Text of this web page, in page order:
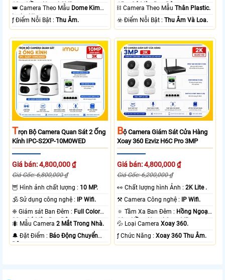
10m Hồng Ngoại SMD.
👑 Camera Theo Mẫu Dome Kim
loại + Nhựa.
️ƒ Điểm Nỗi Bật :Thu Âm.
15m Có Màu Ban Ðêm.
⛓ Camera Theo MẫuThân Plastic.
️☣️ Điểm Nỗi Bật :Thu Âm Và Loa.
TRọn Bộ Camera Quan Sát 2 Ống
Kính IPC-S2XP-10M0WED
Giá bán: 4,800,000 ₫
Giá Gốc: 6,800,000 ₫
🦉 Hình ảnh chất lượng : 10 MP.
🕉️ Sử dụng công nghệ : IP Wifi.
❈ Giám sát Ban Đêm : Full Color
20m Có Màu Ban Ðêm.
🐜 Mẫu Camera2 Mắt Trong Nhà.
️🔔 Đặt Điểm : Báo Động Chuyển
Động.
BỘ Camera Giám Sát Cửa Hàng
Xoay 360 Ezviz H6C Pro 3MP
Giá bán: 4,800,000 ₫
Giá Gốc: 6,200,000 ₫
️👀 Chất lượng hình Ảnh :2K Lite .
⚒ Camera Công nghệ : IP Wifi.
🔅 Tầm Xa Ban Đêm : Hồng Ngoại
10m Hồng Ngoại Smart IR.
💦 Loại CameraXoay 360.
️ƒ Chức Năng :Xoay 360 Thu Âm.